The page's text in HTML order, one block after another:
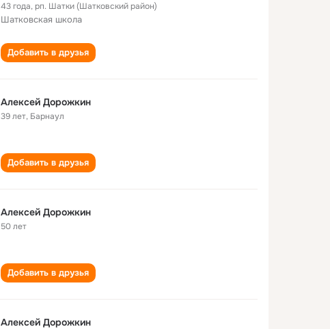
43 года,рп. Шатки (Шатковский район)
Шатковская школа
Добавить в друзья
Алексей Дорожкин
39 лет, Барнаул
Добавить в друзья
Алексей Дорожкин
50 лет
Добавить в друзья
Алексей Дорожкин